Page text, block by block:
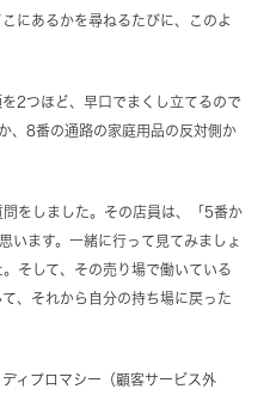
にあるかを尋ねるたびに、このよ
2つほど、早口でまくし立てるので
、8番の通路の家庭用品の反対側か
をしました。その店員は、「5番か
います。一緒に行って見てみましょ
そして、その売り場で働いている
、それから自分の持ち場に戻った
ィプロマシー（顧客サービス外